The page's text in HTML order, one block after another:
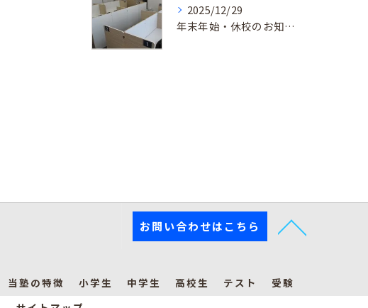
2025/12/29
年末年始・休校のお知らせ
お問い合わせはこちら
当塾の特徴 小学生 中学生 高校生 テスト
受験